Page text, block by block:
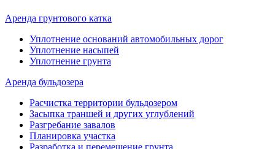
Аренда грунтового катка
Уплотнение оснований автомобильных дорог
Уплотнение насыпей
Уплотнение грунта
Аренда бульдозера
Расчистка территории бульдозером
Засыпка траншей и других углублений
Разгребание завалов
Планировка участка